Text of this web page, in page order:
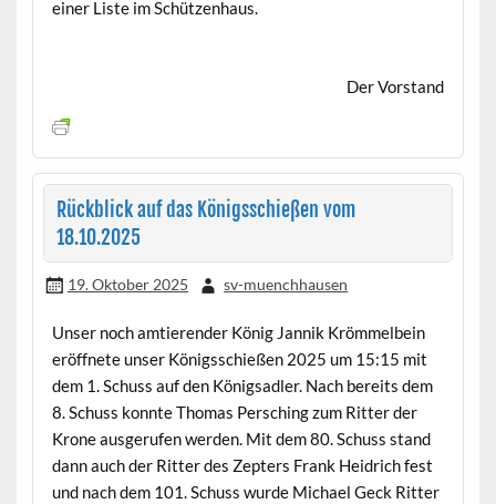
einer Liste im Schützenhaus.
Der Vorstand
Rückblick auf das Königsschießen vom
18.10.2025
19. Oktober 2025 sv-muenchhausen
Unser noch amtierender König Jannik Krömmelbein
eröffnete unser Königsschießen 2025 um 15:15 mit
dem 1. Schuss auf den Königsadler. Nach bereits dem
8. Schuss konnte Thomas Persching zum Ritter der
Krone ausgerufen werden. Mit dem 80. Schuss stand
dann auch der Ritter des Zepters Frank Heidrich fest
und nach dem 101. Schuss wurde Michael Geck Ritter